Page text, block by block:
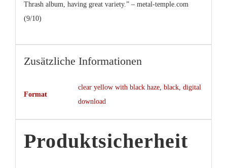
Thrash album, having great variety.” – metal-temple.com
(9/10)
Zusätzliche Informationen
Format
clear yellow with black haze, black, digital
download
Produktsicherheit